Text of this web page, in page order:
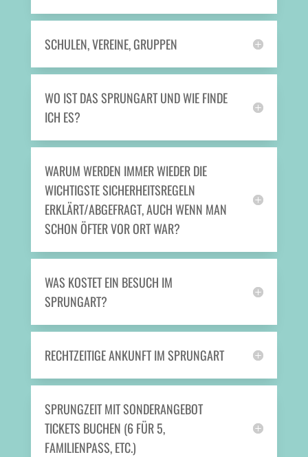
SCHULEN, VEREINE, GRUPPEN
WO IST DAS SPRUNGART UND WIE FINDE
ICH ES?
WARUM WERDEN IMMER WIEDER DIE
WICHTIGSTE SICHERHEITSREGELN
ERKLÄRT/ABGEFRAGT, AUCH WENN MAN
SCHON ÖFTER VOR ORT WAR?
WAS KOSTET EIN BESUCH IM
SPRUNGART?
RECHTZEITIGE ANKUNFT IM SPRUNGART
SPRUNGZEIT MIT SONDERANGEBOT
TICKETS BUCHEN (6 FÜR 5,
FAMILIENPASS, ETC.)